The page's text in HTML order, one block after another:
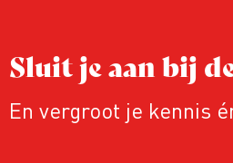
Sluit je aan bij
En vergroot je kennis